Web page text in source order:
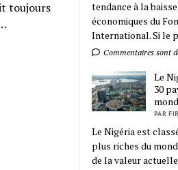
toujours
tendance à la
économiques du
International. Si le
Commentaires sont
Le
30
PAR
Le Nigéria est
plus riches du
de la valeur